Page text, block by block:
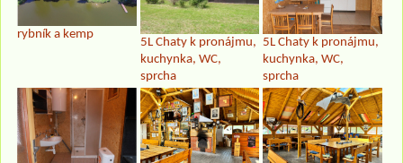
rybník a kemp
5L Chaty k pronájmu,
kuchynka, WC,
sprcha
5L Chaty k pronájmu,
kuchynka, WC,
sprcha